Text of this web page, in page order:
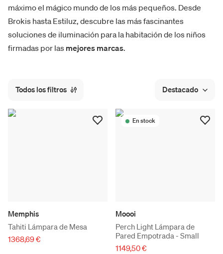
máximo el mágico mundo de los más pequeños. Desde
Brokis hasta Estiluz, descubre las más fascinantes
soluciones de iluminación para la habitación de los niños
firmadas por las mejores marcas.
Todos los filtros Destacado
Memphis
Tahiti Lámpara de Mesa
1368,69 €
En stock
Moooi
Perch Light Lámpara de
Pared Empotrada - Small
1149,50 €